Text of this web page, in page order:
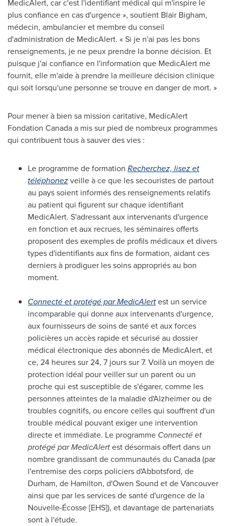
MedicAlert, car c'est l'identifiant médical qui m'inspire le
plus confiance en cas d'urgence », soutient Blair Bigham,
médecin, ambulancier et membre du conseil
d'administration de MedicAlert. « Si je n'ai pas les bons
renseignements, je ne peux prendre la bonne décision. Et
puisque j'ai confiance en l'information que MedicAlert me
fournit, elle m'aide à prendre la meilleure décision clinique
qui soit lorsqu'une personne se trouve en danger de mort. »
Pour mener à bien sa mission caritative, MedicAlert
Fondation Canada a mis sur pied de nombreux programmes
qui contribuent tous à sauver des vies :
Le programme de formation Recherchez, lisez et
téléphonezveille à ce que les secouristes de partout
au pays soient informés des renseignements relatifs
au patient qui figurent sur chaque identifiant
MedicAlert. S'adressant aux intervenants d'urgence
en fonction et aux recrues, les séminaires offerts
proposent des exemples de profils médicaux et divers
types d'identifiants aux fins de formation, aidant ces
derniers à prodiguer les soins appropriés au bon
moment.
Connecté et protégé par MedicAlertest un service
incomparable qui donne aux intervenants d'urgence,
aux fournisseurs de soins de santé et aux forces
policières un accès rapide et sécurisé au dossier
médical électronique des abonnés de MedicAlert, et
ce, 24 heures sur 24, 7 jours sur 7. Voilà un moyen de
protection idéal pour veiller sur un parent ou un
proche qui est susceptible de s'égarer, comme les
personnes atteintes de la maladie d'Alzheimer ou de
troubles cognitifs, ou encore celles qui souffrent d'un
trouble médical pouvant exiger une intervention
directe et immédiate. Le programme Connecté et
protégé par MedicAlertest désormais offert dans un
nombre grandissant de communautés du Canada(par
l'entremise des corps policiers d'Abbotsford, de
Durham, de Hamilton, d'Owen Sound et deVancouver
ainsi que par les services de santé d'urgence de la
Nouvelle-Écosse [EHS]), et davantage de partenariats
sont à l'étude.